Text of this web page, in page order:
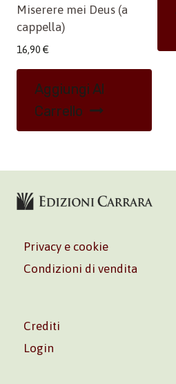
Miserere mei Deus (a
cappella)
16,90 €
Aggiungi Al
Carrello
Privacy e cookie
Condizioni di vendita
Crediti
Login